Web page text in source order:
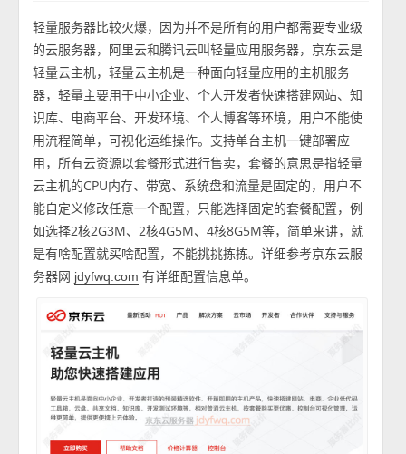
轻量服务器比较火爆，因为并不是所有的用户都需要专业级
的云服务器，阿里云和腾讯云叫轻量应用服务器，京东云是
轻量云主机，轻量云主机是一种面向轻量应用的主机服务
器，轻量主要用于中小企业、个人开发者快速搭建网站、知
识库、电商平台、开发环境、个人博客等环境，用户不能使
用流程简单，可视化运维操作。支持单台主机一键部署应
用，所有云资源以套餐形式进行售卖，套餐的意思是指轻量
云主机的CPU内存、带宽、系统盘和流量是固定的，用户不
能自定义修改任意一个配置，只能选择固定的套餐配置，例
如选择2核2G3M、2核4G5M、4核8G5M等，简单来讲，就
是有啥配置就买啥配置，不能挑挑拣拣。详细参考京东云服
务器网 jdyfwq.com 有详细配置信息单。